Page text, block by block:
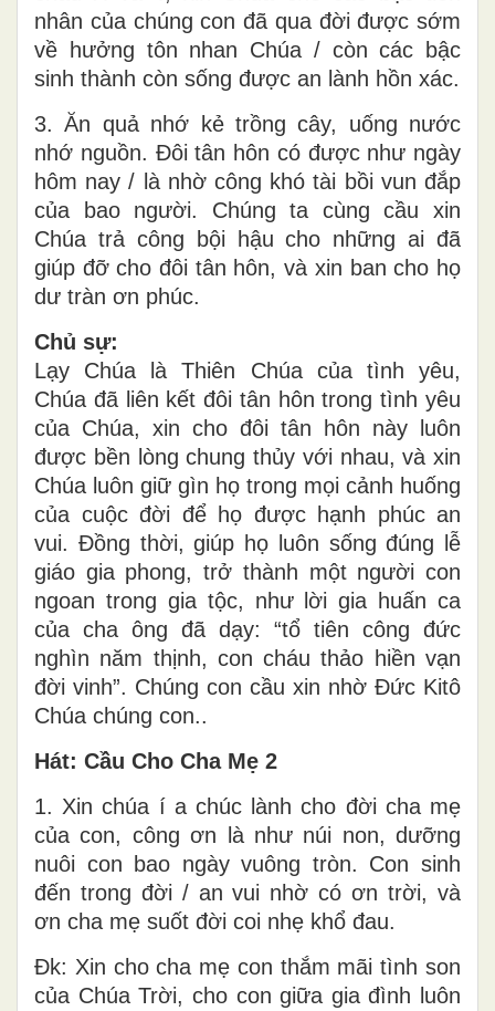
nhân của chúng con đã qua đời được sớm
về hưởng tôn nhan Chúa / còn các bậc
sinh thành còn sống được an lành hồn xác.
3. Ăn quả nhớ kẻ trồng cây, uống nước
nhớ nguồn. Đôi tân hôn có được như ngày
hôm nay / là nhờ công khó tài bồi vun đắp
của bao người. Chúng ta cùng cầu xin
Chúa trả công bội hậu cho những ai đã
giúp đỡ cho đôi tân hôn, và xin ban cho họ
dư tràn ơn phúc.
Chủ sự:
Lạy Chúa là Thiên Chúa của tình yêu,
Chúa đã liên kết đôi tân hôn trong tình yêu
của Chúa, xin cho đôi tân hôn này luôn
được bền lòng chung thủy với nhau, và xin
Chúa luôn giữ gìn họ trong mọi cảnh huống
của cuộc đời để họ được hạnh phúc an
vui. Đồng thời, giúp họ luôn sống đúng lễ
giáo gia phong, trở thành một người con
ngoan trong gia tộc, như lời gia huấn ca
của cha ông đã dạy: “tổ tiên công đức
nghìn năm thịnh, con cháu thảo hiền vạn
đời vinh”. Chúng con cầu xin nhờ Đức Kitô
Chúa chúng con..
Hát: Cầu Cho Cha Mẹ 2
1. Xin chúa í a chúc lành cho đời cha mẹ
của con, công ơn là như núi non, dưỡng
nuôi con bao ngày vuông tròn. Con sinh
đến trong đời / an vui nhờ có ơn trời, và
ơn cha mẹ suốt đời coi nhẹ khổ đau.
Đk: Xin cho cha mẹ con thắm mãi tình son
của Chúa Trời, cho con giữa gia đình luôn